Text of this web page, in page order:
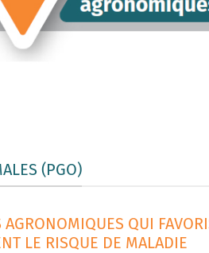
(PGO)
QUI
LE RISQUE DE MALADIE